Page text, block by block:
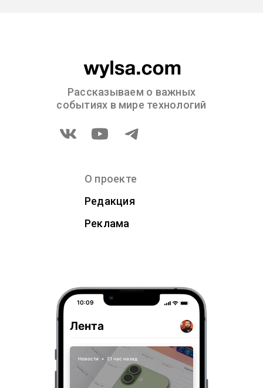
Рассказываем о важных
событиях в мире технологий
О проекте
Редакция
Реклама
10:09
Лента
Новости • 21 час назад